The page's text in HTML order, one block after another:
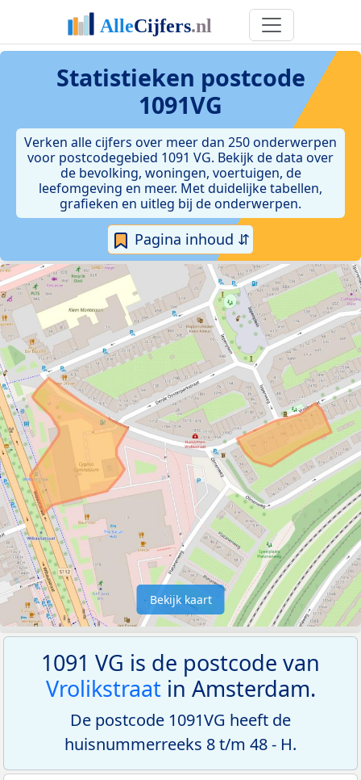
Statistieken postcode
1091VG
Verken alle cijfers over meer dan 250 onderwerpen
voor postcodegebied 1091 VG. Bekijk de data over
de bevolking, woningen, voertuigen, de
leefomgeving en meer. Met duidelijke tabellen,
grafieken en uitleg bij de onderwerpen.
Pagina inhoud ⇵
Bekijk kaart
1091 VG is de postcode van
Vrolikstraatin Amsterdam.
De postcode 1091VG heeft de
huisnummerreeks 8 t/m 48 - H.